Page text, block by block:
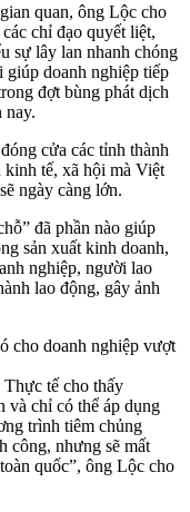
quan, ông Lộc cho
chỉ đạo quyết liệt,
sự lây lan nhanh chóng
giúp doanh nghiệp tiếp
đợt bùng phát dịch
nay.
cửa các tỉnh thành
tế, xã hội mà Việt
ngày càng lớn.
đã phần nào giúp
sản xuất kinh doanh,
nghiệp, người lao
lao động, gây ảnh
cho doanh nghiệp vượt
tế cho thấy
và chỉ có thể áp dụng
trình tiêm chủng
công, nhưng sẽ mất
quốc”, ông Lộc cho